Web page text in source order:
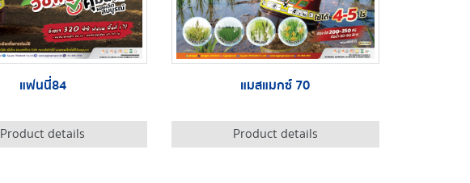
แฟนนี่84
Product details
แมสแมกซ์ 70
Product details